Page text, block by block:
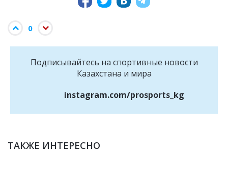
0
Подписывайтесь на cпортивные новости
Казахстана и мира
instagram.com/prosports_kg
ТАКЖЕ ИНТЕРЕСНО